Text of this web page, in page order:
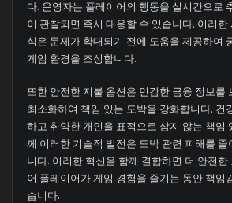
다. 운영자는 플레이어의 행동을 실시간으로
이 관찰되면 즉시 대응할 수 있습니다. 이러
식은 문제가 확대되기 전에 도움을 제공하여
게임 환경을 조성합니다.
또한 안전한 지불 옵션은 민감한 금융 정보를
최소화하여 책임 있는 도박을 강화합니다. 건
하고 취약한 개인을 표적으로 삼지 않는 책임
께 이러한 기술적 발전은 도박 관련 피해를
니다. 이러한 혁신을 함께 결합하면 더 안전한
어 플레이어가 게임 경험을 즐기는 동안 책임
습니다.